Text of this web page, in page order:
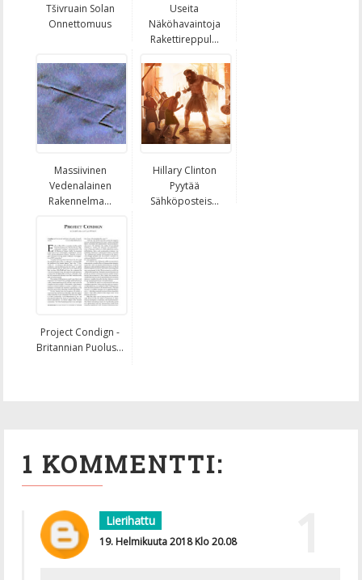
Tšivruain Solan
Onnettomuus
Useita
Näköhavaintoja
Rakettireppul...
Massiivinen
Vedenalainen
Rakennelma...
Hillary Clinton
Pyytää
Sähköposteis...
Project Condign -
Britannian Puolus...
1 KOMMENTTI:
Lierihattu
19. Helmikuuta 2018 Klo 20.08